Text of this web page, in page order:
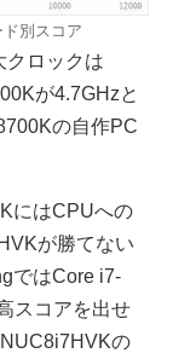
別スコア
ロックは
が4.7GHzと
の自作PC
にはCPUへの
が勝てない
ではCore i7-
スコアを出せ
の